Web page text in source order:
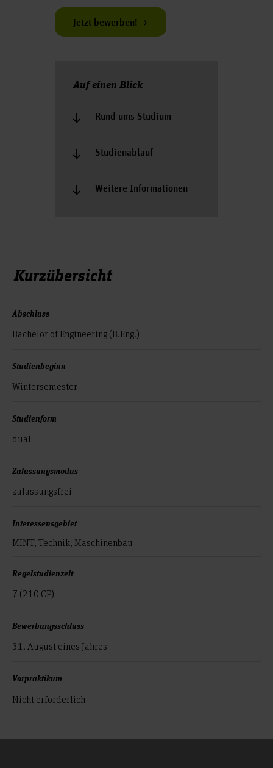
Jetzt bewerben!
Auf einen Blick
Rund ums Studium
Studienablauf
Weitere Informationen
Kurzübersicht
Abschluss
Bachelor of Engineering (B.Eng.)
Studienbeginn
Wintersemester
Studienform
dual
Zulassungsmodus
zulassungsfrei
Interessensgebiet
MINT, Technik, Maschinenbau
Regelstudienzeit
7 (210 CP)
Bewerbungsschluss
31. August eines Jahres
Vorpraktikum
Nicht erforderlich